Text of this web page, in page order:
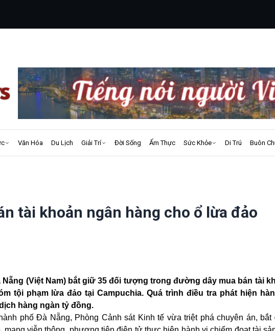
Văn Hóa Du Lịch Giải Trí Đời Sống Ẩm Thực Sức Khỏe Di Trú Buôn
tài khoản ngân hàng cho ổ lừa đảo
Nẵng (Việt Nam) bắt giữ 35 đối tượng trong đường dây mua bán tài
tội phạm lừa đảo tại Campuchia. Quá trình điều tra phát hiện
hàng ngàn tỷ đồng.
phố Đà Nẵng, Phòng Cảnh sát Kinh tế vừa triệt phá chuyên án,